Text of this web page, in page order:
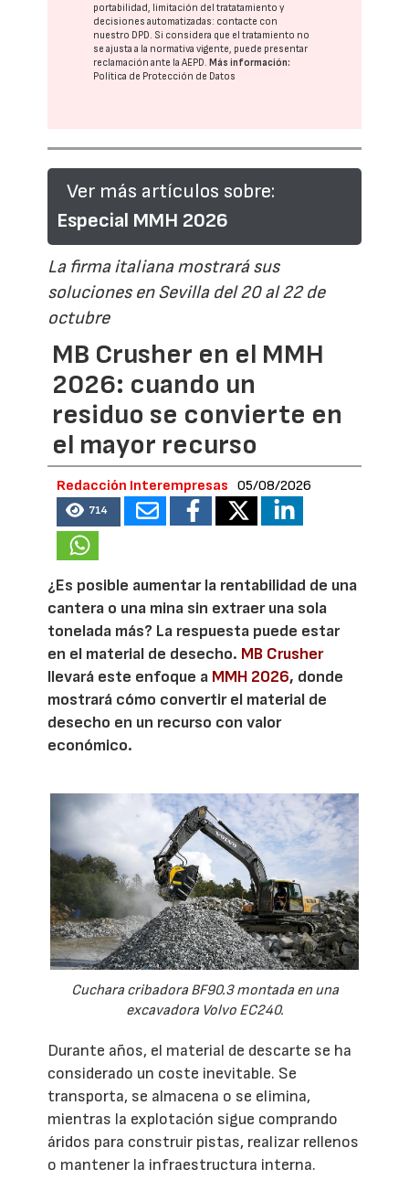
portabilidad, limitación del tratatamiento y
decisiones automatizadas: contacte con
nuestro DPD . Si considera que el tratamiento no
se ajusta a la normativa vigente, puede presentar
reclamación ante laAEPD .Más información:
Política de Protección de Datos
Ver más artículos sobre:
Especial MMH 2026
La firma italiana mostrará sus
soluciones en Sevilla del 20 al 22 de
octubre
MB Crusher en el MMH
2026: cuando un
residuo se convierte en
el mayor recurso
Redacción Interempresas 05/08/2026
714
¿Es posible aumentar la rentabilidad de una
cantera o una mina sin extraer una sola
tonelada más? La respuesta puede estar
en el material de desecho. MB Crusher
llevará este enfoque a MMH 2026, donde
mostrará cómo convertir el material de
desecho en un recurso con valor
económico.
Cuchara cribadora BF90.3 montada en una
excavadora Volvo EC240.
Durante años, el material de descarte se ha
considerado un coste inevitable. Se
transporta, se almacena o se elimina,
mientras la explotación sigue comprando
áridos para construir pistas, realizar rellenos
o mantener la infraestructura interna.